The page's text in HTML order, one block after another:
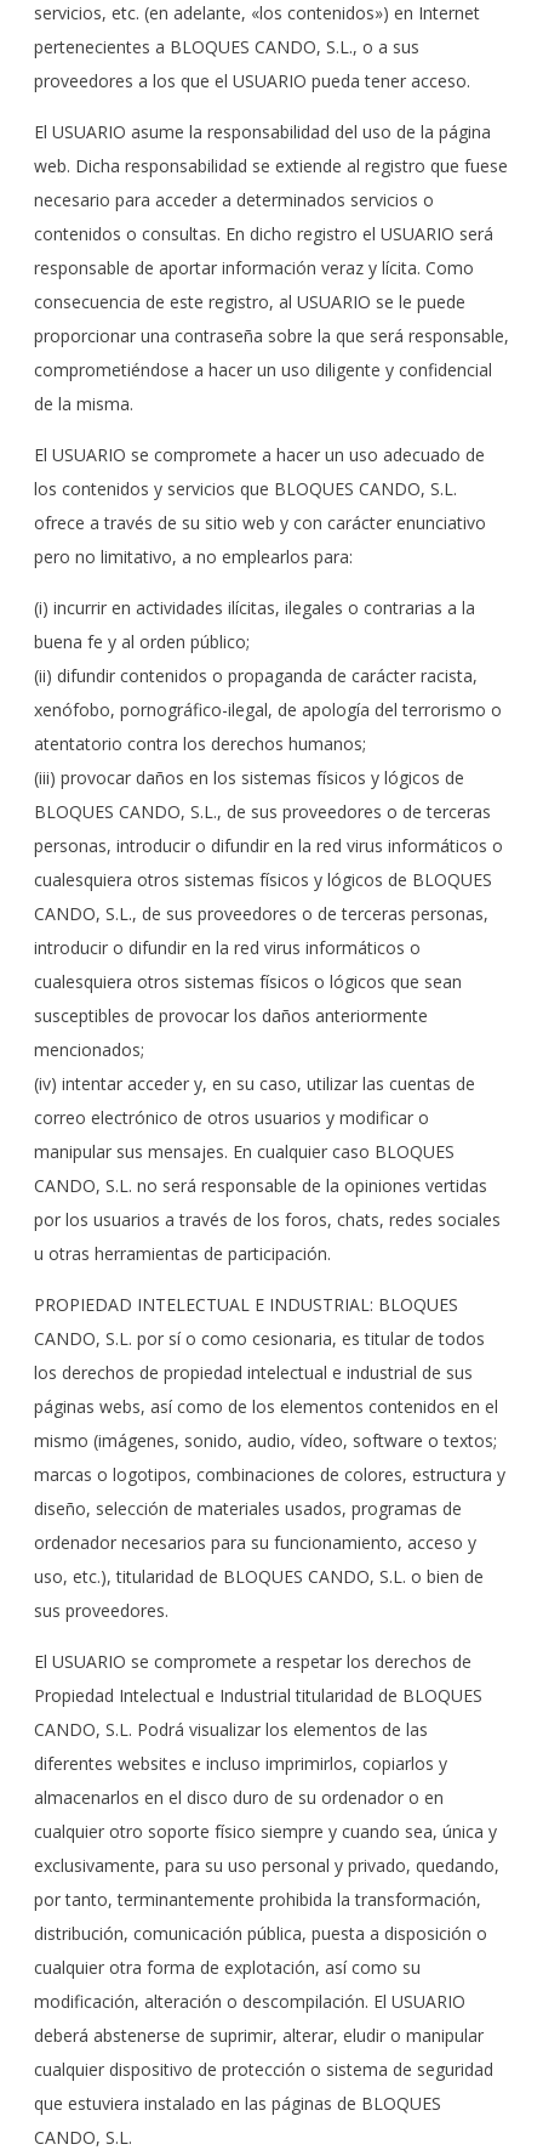
servicios, etc. (en adelante, «los contenidos») en Internet
pertenecientes a BLOQUES CANDO, S.L., o a sus
proveedores a los que el USUARIO pueda tener acceso.
El USUARIO asume la responsabilidad del uso de la página
web. Dicha responsabilidad se extiende al registro que fuese
necesario para acceder a determinados servicios o
contenidos o consultas. En dicho registro el USUARIO será
responsable de aportar información veraz y lícita. Como
consecuencia de este registro, al USUARIO se le puede
proporcionar una contraseña sobre la que será responsable,
comprometiéndose a hacer un uso diligente y confidencial
de la misma.
El USUARIO se compromete a hacer un uso adecuado de
los contenidos y servicios que BLOQUES CANDO, S.L.
ofrece a través de su sitio web y con carácter enunciativo
pero no limitativo, a no emplearlos para:
(i) incurrir en actividades ilícitas, ilegales o contrarias a la
buena fe y al orden público;
(ii) difundir contenidos o propaganda de carácter racista,
xenófobo, pornográfico-ilegal, de apología del terrorismo o
atentatorio contra los derechos humanos;
(iii) provocar daños en los sistemas físicos y lógicos de
BLOQUES CANDO, S.L., de sus proveedores o de terceras
personas, introducir o difundir en la red virus informáticos o
cualesquiera otros sistemas físicos y lógicos de BLOQUES
CANDO, S.L., de sus proveedores o de terceras personas,
introducir o difundir en la red virus informáticos o
cualesquiera otros sistemas físicos o lógicos que sean
susceptibles de provocar los daños anteriormente
mencionados;
(iv) intentar acceder y, en su caso, utilizar las cuentas de
correo electrónico de otros usuarios y modificar o
manipular sus mensajes. En cualquier caso BLOQUES
CANDO, S.L. no será responsable de la opiniones vertidas
por los usuarios a través de los foros, chats, redes sociales
u otras herramientas de participación.
PROPIEDAD INTELECTUAL E INDUSTRIAL: BLOQUES
CANDO, S.L. por sí o como cesionaria, es titular de todos
los derechos de propiedad intelectual e industrial de sus
páginas webs, así como de los elementos contenidos en el
mismo (imágenes, sonido, audio, vídeo, software o textos;
marcas o logotipos, combinaciones de colores, estructura y
diseño, selección de materiales usados, programas de
ordenador necesarios para su funcionamiento, acceso y
uso, etc.), titularidad de BLOQUES CANDO, S.L. o bien de
sus proveedores.
El USUARIO se compromete a respetar los derechos de
Propiedad Intelectual e Industrial titularidad de BLOQUES
CANDO, S.L. Podrá visualizar los elementos de las
diferentes websites e incluso imprimirlos, copiarlos y
almacenarlos en el disco duro de su ordenador o en
cualquier otro soporte físico siempre y cuando sea, única y
exclusivamente, para su uso personal y privado, quedando,
por tanto, terminantemente prohibida la transformación,
distribución, comunicación pública, puesta a disposición o
cualquier otra forma de explotación, así como su
modificación, alteración o descompilación. El USUARIO
deberá abstenerse de suprimir, alterar, eludir o manipular
cualquier dispositivo de protección o sistema de seguridad
que estuviera instalado en las páginas de BLOQUES
CANDO, S.L.